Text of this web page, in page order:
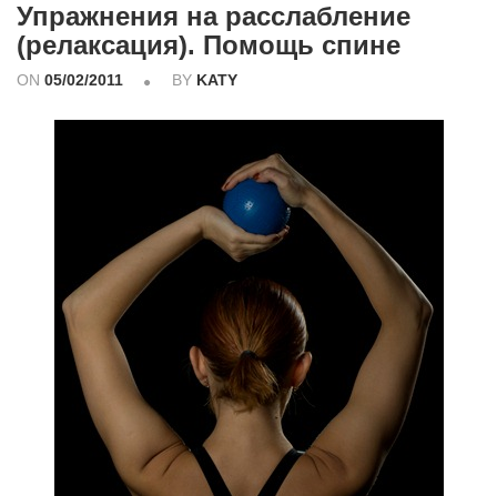
Упражнения на расслабление
(релаксация). Помощь спине
ON 05/02/2011 BY KATY